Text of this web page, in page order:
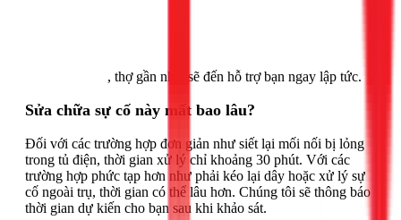
, thợ gần nhất sẽ đến hỗ trợ bạn ngay lập tức.
Sửa chữa sự cố này mất bao lâu?
Đối với các trường hợp đơn giản như siết lại mối nối bị lỏng
trong tủ điện, thời gian xử lý chỉ khoảng 30 phút. Với các
trường hợp phức tạp hơn như phải kéo lại dây hoặc xử lý sự
cố ngoài trụ, thời gian có thể lâu hơn. Chúng tôi sẽ thông báo
thời gian dự kiến cho bạn sau khi khảo sát.